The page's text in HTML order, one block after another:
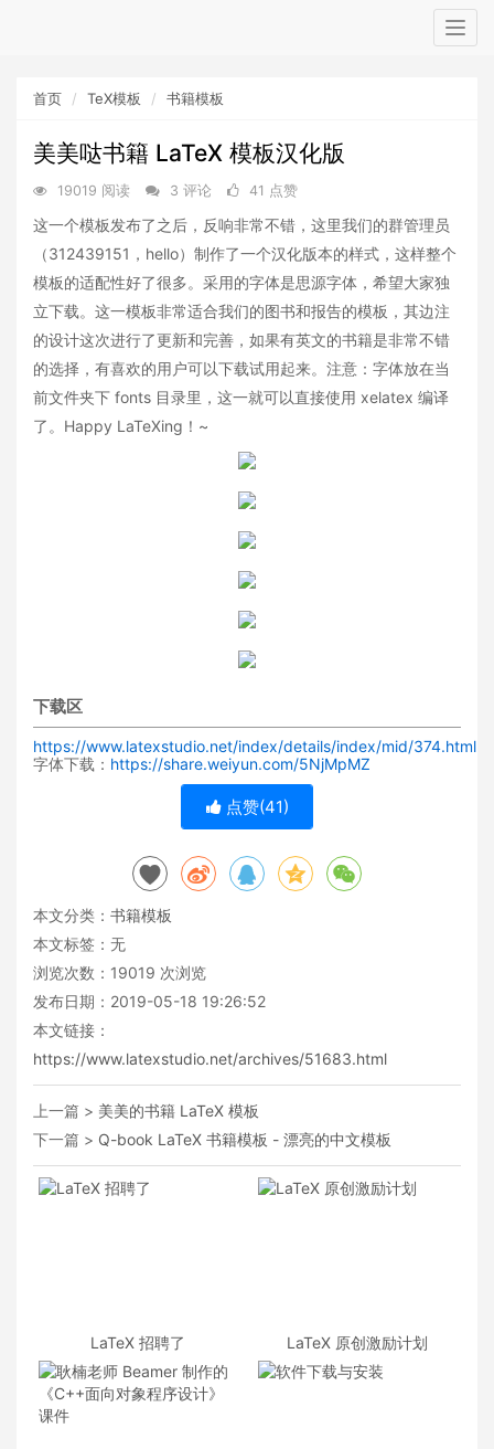
首页 TeX模板 书籍模板
美美哒书籍 LaTeX 模板汉化版
19019 阅读 3 评论 41 点赞
这一个模板发布了之后，反响非常不错，这里我们的群管理员
（312439151，hello）制作了一个汉化版本的样式，这样整个
模板的适配性好了很多。采用的字体是思源字体，希望大家独
立下载。这一模板非常适合我们的图书和报告的模板，其边注
的设计这次进行了更新和完善，如果有英文的书籍是非常不错
的选择，有喜欢的用户可以下载试用起来。注意：字体放在当
前文件夹下 fonts 目录里，这一就可以直接使用 xelatex 编译
了。Happy LaTeXing！~
下载区
https://www.latexstudio.net/index/details/index/mid/374.html
字体下载： https://share.weiyun.com/5NjMpMZ
点赞(41)
本文分类： 书籍模板
本文标签：无
浏览次数： 19019 次浏览
发布日期：2019-05-18 19:26:52
本文链接：
https://www.latexstudio.net/archives/51683.html
上一篇 > 美美的书籍 LaTeX 模板
下一篇 > Q-book LaTeX 书籍模板 - 漂亮的中文模板
LaTeX 招聘了 LaTeX 原创激励计划